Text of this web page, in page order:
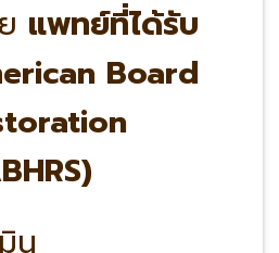
แพทย์ที่ได้รับ
Board
น